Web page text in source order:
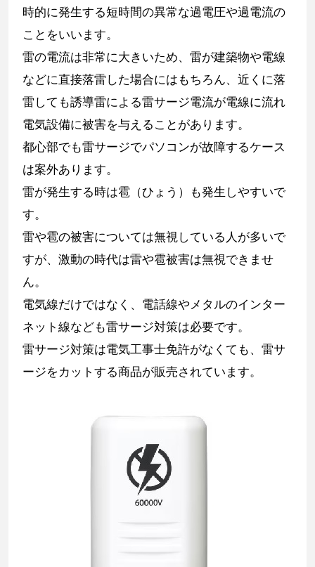
時的に発生する短時間の異常な過電圧や過電流の
ことをいいます。
雷の電流は非常に大きいため、雷が建築物や電線
などに直接落雷した場合にはもちろん、近くに落
雷しても誘導雷による雷サージ電流が電線に流れ
電気設備に被害を与えることがあります。
都心部でも雷サージでパソコンが故障するケース
は案外あります。
雷が発生する時は雹（ひょう）も発生しやすいで
す。
雷や雹の被害については無視している人が多いで
すが、激動の時代は雷や雹被害は無視できませ
ん。
電気線だけではなく、電話線やメタルのインター
ネット線なども雷サージ対策は必要です。
雷サージ対策は電気工事士免許がなくても、雷サ
ージをカットする商品が販売されています。